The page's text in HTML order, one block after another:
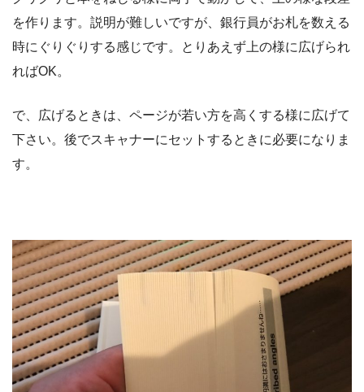
を作ります。説明が難しいですが、銀行員がお札を数える
時にぐりぐりする感じです。とりあえず上の様に広げられ
ればOK。
で、広げるときは、ページが若い方を高くする様に広げて
下さい。後でスキャナーにセットするときに必要になりま
す。